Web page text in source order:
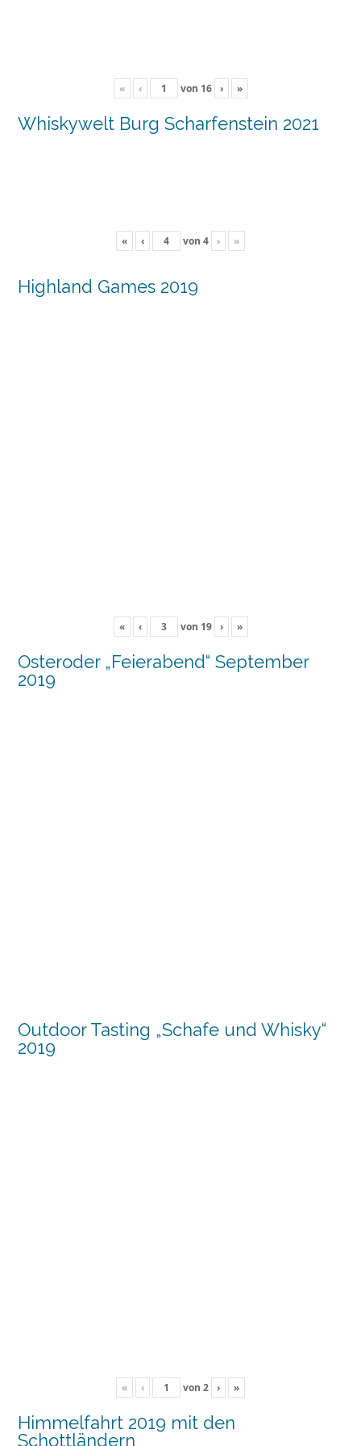
« ‹ von 16 › »
Whiskywelt Burg Scharfenstein 2021
« ‹ von 4 › »
Highland Games 2019
« ‹ von 19 › »
Osteroder „Feierabend“ September
2019
Outdoor Tasting „Schafe und Whisky“
2019
« ‹ von 2 › »
Himmelfahrt 2019 mit den
Schottländern